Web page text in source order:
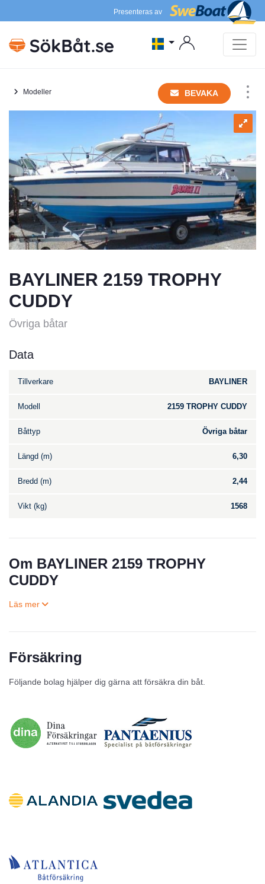
Presenteras av
Modeller BEVAKA
BAYLINER 2159 TROPHY
CUDDY
Övriga båtar
Data
Tillverkare BAYLINER
Modell 2159 TROPHY CUDDY
Båttyp Övriga båtar
Längd (m) 6,30
Bredd (m) 2,44
Vikt (kg) 1568
Om BAYLINER 2159 TROPHY
CUDDY
Försäkring
Följande bolag hjälper dig gärna att försäkra din båt.